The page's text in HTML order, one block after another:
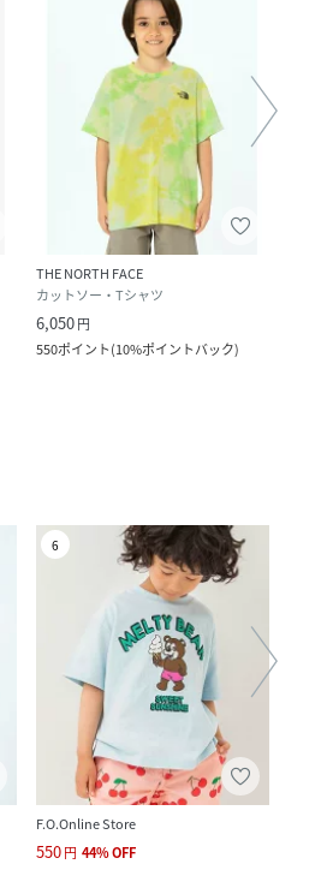
THE NORTH FACE
カットソー・Tシャツ
6,050円
550ポイント(10%ポイントバック)
6
F.O.Online Store
550円 44%OFF